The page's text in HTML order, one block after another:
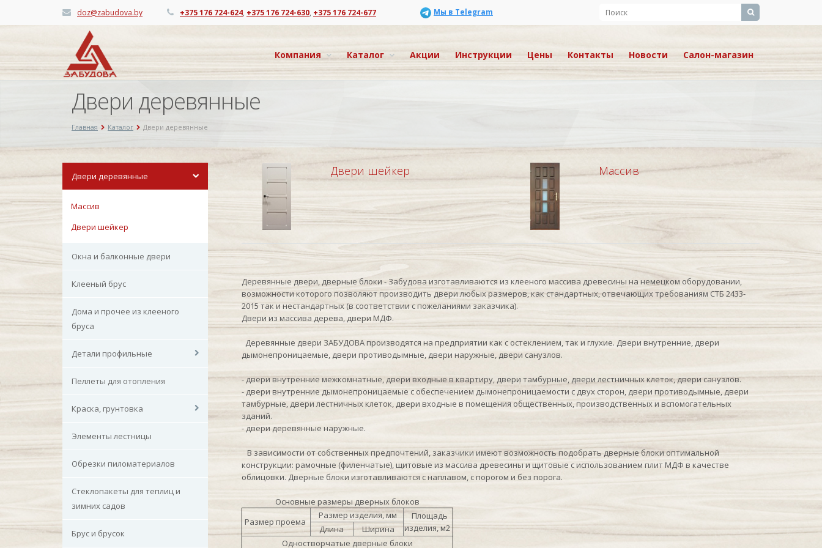
doz@zabudova.by +375 176 724-624, +375 176 724-630, +375 176 724-677 Мы в Telegram
Компания Каталог Акции Инструкции Цены Контакты Новости Салон-магазин
Двери деревянные
Главная Каталог Двери деревянные
Двери деревянные
Массив
Двери шейкер
Окна и балконные двери
Клееный брус
Дома и прочее из клееного
бруса
Детали профильные
Пеллеты для отопления
Краска, грунтовка
Элементы лестницы
Обрезки пиломатериалов
Стеклопакеты для теплиц и
зимних садов
Брус и брусок
Двери шейкер Массив
Деревянные двери, дверные блоки - Забудова изготавливаются из клееного массива древесины на немецком оборудовании,
возможности которого позволяют производить двери любых размеров, как стандартных, отвечающих требованиям СТБ 2433-
2015 так и нестандартных (в соответствии с пожеланиями заказчика).
Двери из массива дерева, двери МДФ.
Деревянные двери ЗАБУДОВА производятся на предприятии как с остеклением, так и глухие. Двери внутренние, двери
дымонепроницаемые, двери противодымные, двери наружные, двери санузлов.
- двери внутренние межкомнатные, двери входные в квартиру, двери тамбурные, двери лестничных клеток, двери санузлов.
- двери внутренние дымонепроницаемые с обеспечением дымонепроницаемости с двух сторон, двери противодымные, двери
тамбурные, двери лестничных клеток, двери входные в помещения общественных, производственных и вспомогательных
зданий.
- двери деревянные наружные.
В зависимости от собственных предпочтений, заказчики имеют возможность подобрать дверные блоки оптимальной
конструкции: рамочные (филенчатые), щитовые из массива древесины и щитовые с использованием плит МДФ в качестве
облицовки. Дверные блоки изготавливаются с наплавом, с порогом и без порога.
Основные размеры дверных блоков
Размер проема
Размер изделия, мм Площадь
изделия, м2
Длина
Ширина
Одностворчатые дверные блоки